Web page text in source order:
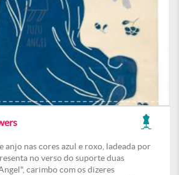
anjo nas cores azul e roxo, ladeada por
no verso do suporte duas
carimbo com os dizeres